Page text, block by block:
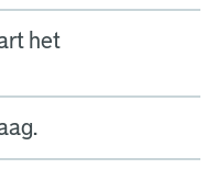
het